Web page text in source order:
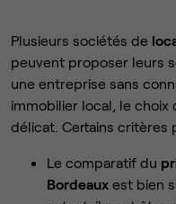
Plusieurs sociétés de
peuvent proposer leurs
une entreprise sans
immobilier local, le
délicat. Certains critères
Le comparatif du
Bordeaux est bien